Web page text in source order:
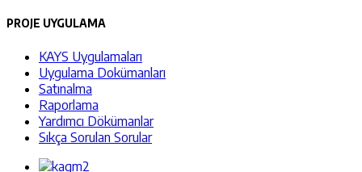
PROJE UYGULAMA
KAYS Uygulamaları
Uygulama Dokümanları
Satınalma
Raporlama
Yardımcı Dökümanlar
Sıkça Sorulan Sorular